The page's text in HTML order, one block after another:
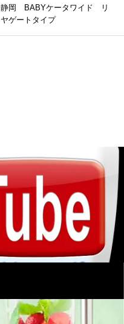
静岡 BABYケータワイド リ
ヤゲートタイプ